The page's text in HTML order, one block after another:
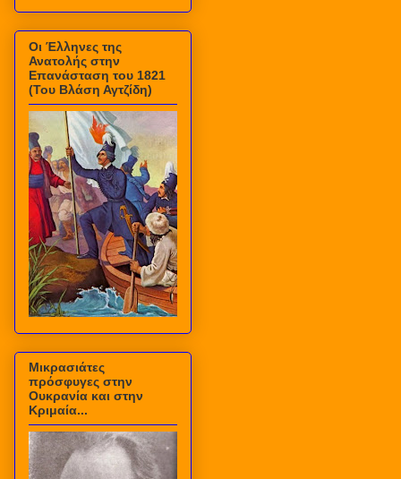
Οι Έλληνες της
Ανατολής στην
Επανάσταση του 1821
(Του Βλάση Αγτζίδη)
Μικρασιάτες
πρόσφυγες στην
Ουκρανία και στην
Κριμαία...